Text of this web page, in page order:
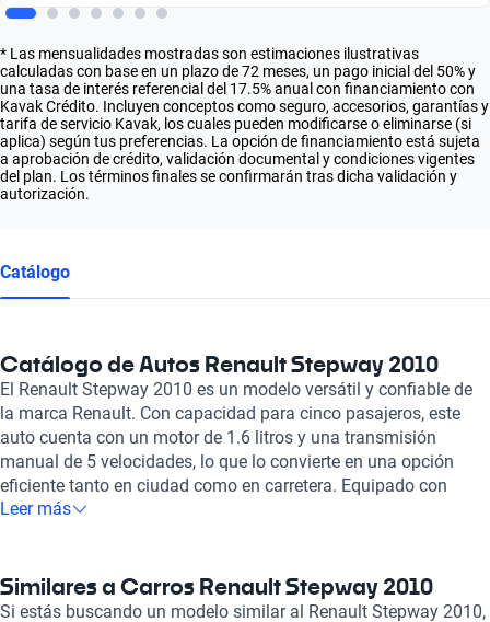
* Las mensualidades mostradas son estimaciones ilustrativas
calculadas con base en un plazo de 72 meses, un pago inicial del 50% y
una tasa de interés referencial del 17.5% anual con financiamiento con
Kavak Crédito. Incluyen conceptos como seguro, accesorios, garantías y
tarifa de servicio Kavak, los cuales pueden modificarse o eliminarse (si
aplica) según tus preferencias. La opción de financiamiento está sujeta
a aprobación de crédito, validación documental y condiciones vigentes
del plan. Los términos finales se confirmarán tras dicha validación y
autorización.
Catálogo
Catálogo de Autos Renault Stepway 2010
El Renault Stepway 2010 es un modelo versátil y confiable de
la marca Renault. Con capacidad para cinco pasajeros, este
auto cuenta con un motor de 1.6 litros y una transmisión
manual de 5 velocidades, lo que lo convierte en una opción
eficiente tanto en ciudad como en carretera. Equipado con
bolsas de aire frontales para conductor y pasajero, frenos ABS
consumo combinado de 6.1 litros por cada 100 kilómetros, este
modelo se destaca por su eficiencia en el consumo de
Leer más
Similares a Carros Renault Stepway 2010
Si estás buscando un modelo similar al Renault Stepway 2010,